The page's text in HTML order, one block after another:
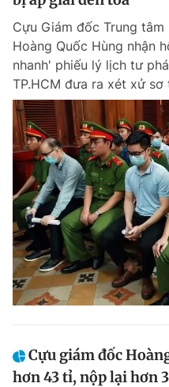
Cựu Giám đốc Trung
Hoàng Quốc Hùng nhận
nhanh' phiếu lý lịch tư
TP.HCM đưa ra xét xử sơ
Cựu giám đốc
hơn 43 tỉ, nộp lại hơn